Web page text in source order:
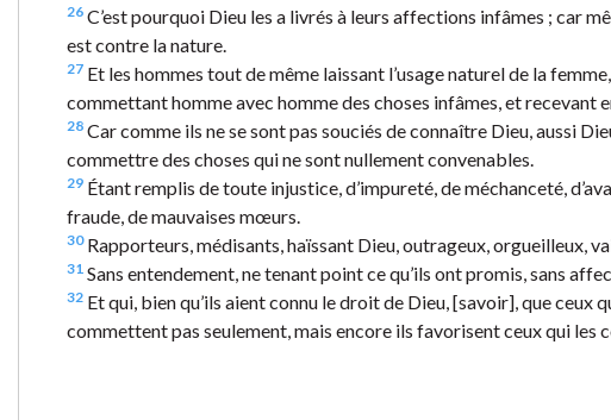
26 C’est pourquoi Dieu les a livrés à leurs affections infâmes ; car
est contre la nature.
27 Et les hommes tout de même laissant l’usage naturel de la
commettant homme avec homme des choses infâmes, et recevant
28 Car comme ils ne se sont pas souciés de connaître Dieu, aussi
commettre des choses qui ne sont nullement convenables.
29 Étant remplis de toute injustice, d’impureté, de méchanceté,
fraude, de mauvaises mœurs.
30Rapporteurs, médisants, haïssant Dieu, outrageux, orgueilleux,
31 Sans entendement, ne tenant point ce qu’ils ont promis, sans
32 Et qui, bien qu’ils aient connu le droit de Dieu, [savoir], que
commettent pas seulement, mais encore ils favorisent ceux qui les